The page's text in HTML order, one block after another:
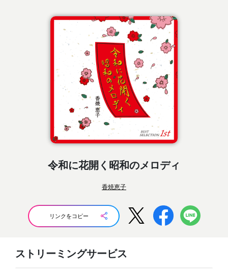
令和に花開く昭和のメロディ
香焼恵子
リンクをコピー
ストリーミングサービス